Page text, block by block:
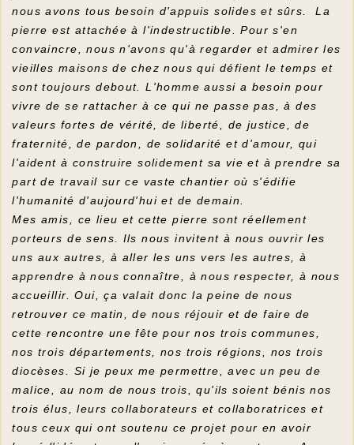
nous avons tous besoin d'appuis solides et sûrs. La
pierre est attachée à l'indestructible. Pour s'en
convaincre, nous n'avons qu'à regarder et admirer les
vieilles maisons de chez nous qui défient le temps et
sont toujours debout. L'homme aussi a besoin pour
vivre de se rattacher à ce qui ne passe pas, à des
valeurs fortes de vérité, de liberté, de justice, de
fraternité, de pardon, de solidarité et d'amour, qui
l'aident à construire solidement sa vie et à prendre sa
part de travail sur ce vaste chantier où s'édifie
l'humanité d'aujourd'hui et de demain.
Mes amis, ce lieu et cette pierre sont réellement
porteurs de sens. Ils nous invitent à nous ouvrir les
uns aux autres, à aller les uns vers les autres, à
apprendre à nous connaître, à nous respecter, à nous
accueillir. Oui, ça valait donc la peine de nous
retrouver ce matin, de nous réjouir et de faire de
cette rencontre une fête pour nos trois communes,
nos trois départements, nos trois régions, nos trois
diocèses. Si je peux me permettre, avec un peu de
malice, au nom de nous trois, qu'ils soient bénis nos
trois élus, leurs collaborateurs et collaboratrices et
tous ceux qui ont soutenu ce projet pour en avoir